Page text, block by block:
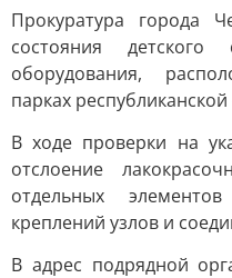
Прокуратура города
состояния
оборудования,
парках
В ходе проверки на
отслоение
отдельных
креплений узлов и
В адрес подрядной